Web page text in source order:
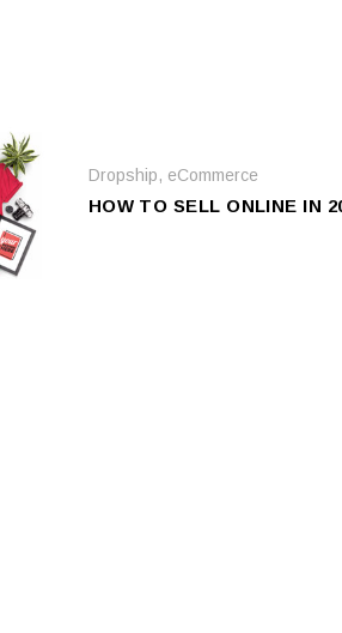
Dropship, eCommerce
HOW TO SELL ONLINE IN